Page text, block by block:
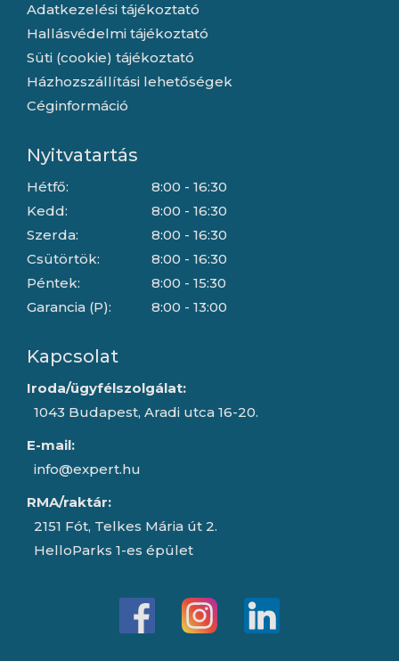
Adatkezelési tájékoztató
Hallásvédelmi tájékoztató
Süti (cookie) tájékoztató
Házhozszállítási lehetőségek
Céginformáció
Nyitvatartás
Hétfő:
Kedd:
Szerda:
Csütörtök:
Péntek:
Garancia (P):
8:00 - 16:30
8:00 - 16:30
8:00 - 16:30
8:00 - 16:30
8:00 - 15:30
8:00 - 13:00
Kapcsolat
Iroda/ügyfélszolgálat:
1043 Budapest, Aradi utca 16-20.
E-mail:
info@expert.hu
RMA/raktár:
2151 Fót, Telkes Mária út 2.
HelloParks 1-es épület